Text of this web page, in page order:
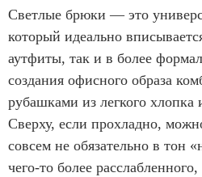
Светлые брюки — это
который идеально
аутфиты, так и в более
создания офисного образа
рубашками из легкого хлопка
Сверху, если прохладно,
совсем не обязательно в тон
чего-то более